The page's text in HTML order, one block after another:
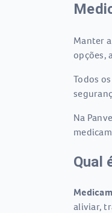
Manter
opções,
Todos os
Na
Qual
aliviar,